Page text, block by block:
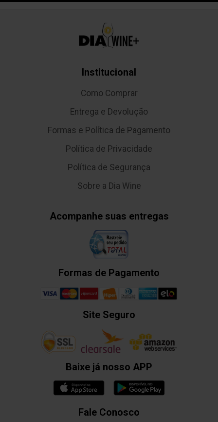
Institucional
Como Comprar
Entrega e Devolução
Formas e Política de Pagamento
Política de Privacidade
Política de Segurança
Sobre a Dia Wine
Acompanhe suas entregas
Formas de Pagamento
Site Seguro
Baixe já nosso APP
Fale Conosco